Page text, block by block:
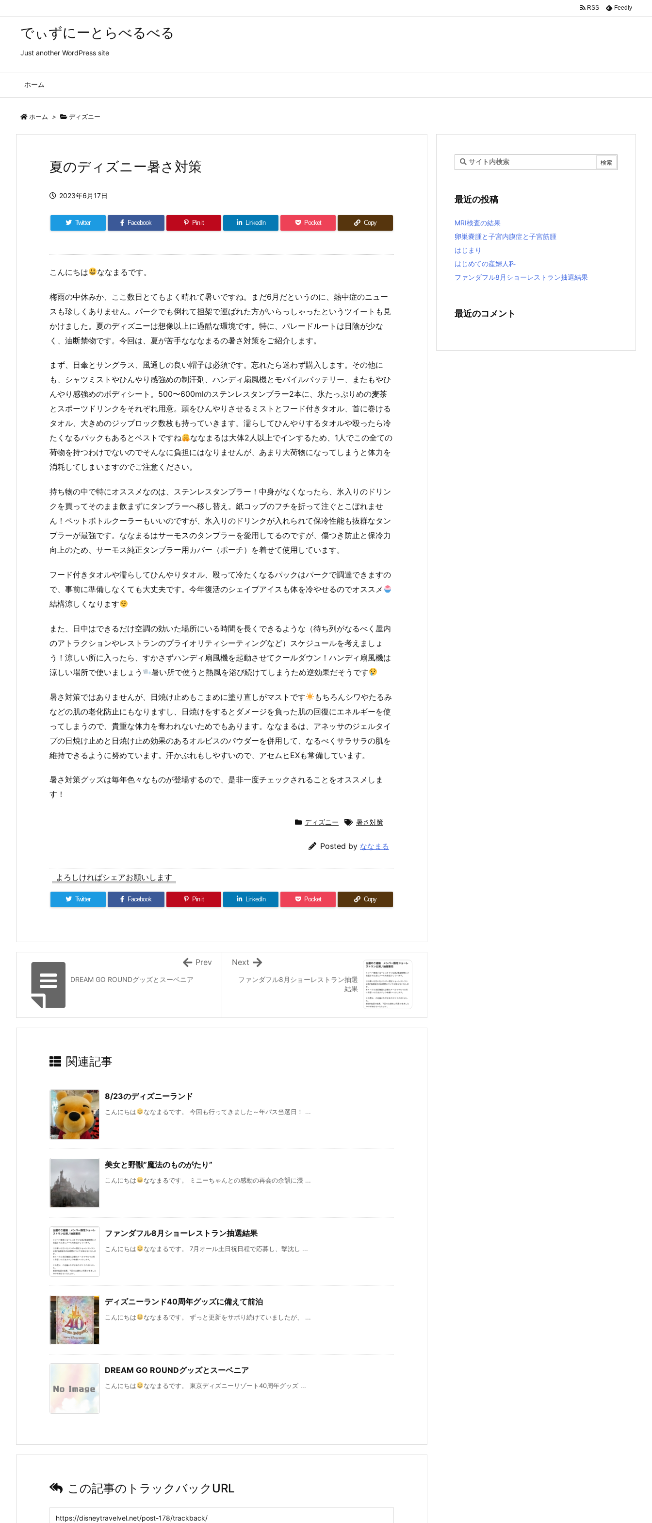
でぃずにーとらべるべる
Just another WordPress site
ホーム
RSS Feedly
ホーム > ディズニー
夏のディズニー暑さ対策
2023年6月17日
Twitter Facebook Pin it LinkedIn Pocket Copy
こんにちは ななまるです。
梅雨の中休みか、ここ数日とてもよく晴れて暑いですね。まだ6月だというのに、熱中症のニュー
スも珍しくありません。パークでも倒れて担架で運ばれた方がいらっしゃったというツイートも見
かけました。夏のディズニーは想像以上に過酷な環境です。特に、パレードルートは日陰が少な
く、油断禁物です。今回は、夏が苦手なななまるの暑さ対策をご紹介します。
まず、日傘とサングラス、風通しの良い帽子は必須です。忘れたら迷わず購入します。その他に
も、シャツミストやひんやり感強めの制汗剤、ハンディ扇風機とモバイルバッテリー、またもやひ
んやり感強めのボディシート。500〜600mlのステンレスタンブラー2本に、氷たっぷりめの麦茶
とスポーツドリンクをそれぞれ用意。頭をひんやりさせるミストとフード付きタオル、首に巻ける
タオル、大きめのジップロック数枚も持っていきます。濡らしてひんやりするタオルや殴ったら冷
たくなるパックもあるとベストですね
ななまるは大体2人以上でインするため、1人でこの全ての
荷物を持つわけでないのでそんなに負担にはなりませんが、あまり大荷物になってしまうと体力を
消耗してしまいますのでご注意ください。
持ち物の中で特にオススメなのは、ステンレスタンブラー！中身がなくなったら、氷入りのドリン
クを買ってそのまま飲まずにタンブラーへ移し替え。紙コップのフチを折って注ぐとこぼれませ
ん！ペットボトルクーラーもいいのですが、氷入りのドリンクが入れられて保冷性能も抜群なタン
ブラーが最強です。ななまるはサーモスのタンブラーを愛用してるのですが、傷つき防止と保冷力
向上のため、サーモス純正タンブラー用カバー（ポーチ）を着せて使用しています。
フード付きタオルや濡らしてひんやりタオル、殴って冷たくなるパックはパークで調達できますの
で、事前に準備しなくても大丈夫です。今年復活のシェイブアイスも体を冷やせるのでオススメ
結構涼しくなります
また、日中はできるだけ空調の効いた場所にいる時間を長くできるような（待ち列がなるべく屋内
のアトラクションやレストランのプライオリティシーティングなど）スケジュールを考えましょ
う！涼しい所に入ったら、すかさずハンディ扇風機を起動させてクールダウン！ハンディ扇風機は
涼しい場所で使いましょう
暑い所で使うと熱風を浴び続けてしまうため逆効果だそうです
暑さ対策ではありませんが、日焼け止めもこまめに塗り直しがマストです
もちろんシワやたるみ
などの肌の老化防止にもなりますし、日焼けをするとダメージを負った肌の回復にエネルギーを使
ってしまうので、貴重な体力を奪われないためでもあります。ななまるは、アネッサのジェルタイ
プの日焼け止めと日焼け止め効果のあるオルビスのパウダーを併用して、なるべくサラサラの肌を
維持できるように努めています。汗かぶれもしやすいので、アセムヒEXも常備しています。
暑さ対策グッズは毎年色々なものが登場するので、是非一度チェックされることをオススメしま
す！
ディズニー 暑さ対策
Posted by ななまる
よろしければシェアお願いします
Twitter Facebook Pin it LinkedIn Pocket Copy
ファンダフル8月ショーレストラン抽選
結果
Next
DREAM GO ROUNDグッズとスーベニア
Prev
関連記事
8/23のディズニーランド
こんにちは ななまるです。 今回も行ってきました～年パス当選日！ ...
美女と野獣”魔法のものがたり”
こんにちは ななまるです。 ミニーちゃんとの感動の再会の余韻に浸 ...
ファンダフル8月ショーレストラン抽選結果
こんにちは ななまるです。 7月オール土日祝日程で応募し、撃沈し ...
ディズニーランド40周年グッズに備えて前泊
こんにちは ななまるです。 ずっと更新をサボり続けていましたが、 ...
DREAM GO ROUNDグッズとスーベニア
こんにちは ななまるです。 東京ディズニーリゾート40周年グッズ ...
この記事のトラックバックURL
最近の投稿
MRI検査の結果
卵巣嚢腫と子宮内膜症と子宮筋腫
はじまり
はじめての産婦人科
ファンダフル8月ショーレストラン抽選結果
最近のコメント